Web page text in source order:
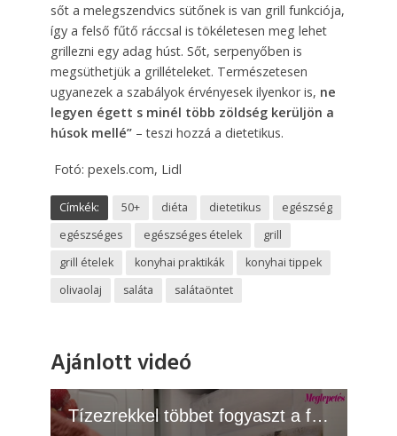
sőt a melegszendvics sütőnek is van grill funkciója,
így a felső fűtő ráccsal is tökéletesen meg lehet
grillezni egy adag húst. Sőt, serpenyőben is
megsüthetjük a grillételeket. Természetesen
ugyanezek a szabályok érvényesek ilyenkor is, ne
legyen égett s minél több zöldség kerüljön a
húsok mellé”– teszi hozzá a dietetikus.
Fotó: pexels.com, Lidl
Címkék: 50+ diéta dietetikus
egészség
egészséges
egészséges ételek
grill
grill ételek
konyhai praktikák
konyhai tippek
olivaolaj
saláta salátaöntet
Ajánlott videó
Tízezrekkel többet fogyaszt a fagyasztó, ha így használod